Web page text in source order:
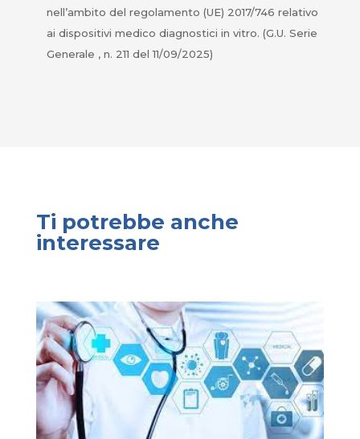
nell’ambito del regolamento (UE) 2017/746 relativo
ai dispositivi medico diagnostici in vitro. (G.U. Serie
Generale , n. 211 del 11/09/2025)
Ti potrebbe anche
interessare